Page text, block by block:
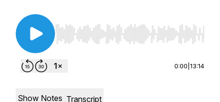
Use Left/Right to seek, Home/End to jump to
0:00 13:14
Show Notes Transcript